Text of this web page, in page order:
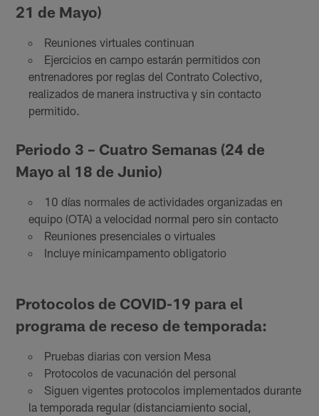
21 de Mayo)
Reuniones virtuales continuan
Ejercicios en campo estarán permitidos con
entrenadores por reglas del Contrato Colectivo,
realizados de manera instructiva y sin contacto
permitido.
Periodo 3 – Cuatro Semanas (24 de
Mayo al 18 de Junio)
10 días normales de actividades organizadas en
equipo (OTA) a velocidad normal pero sin contacto
Reuniones presenciales o virtuales
Incluye minicampamento obligatorio
Protocolos de COVID-19 para el
programa de receso de temporada:
Pruebas diarias con version Mesa
Protocolos de vacunación del personal
Siguen vigentes protocolos implementados durante
la temporada regular (distanciamiento social,